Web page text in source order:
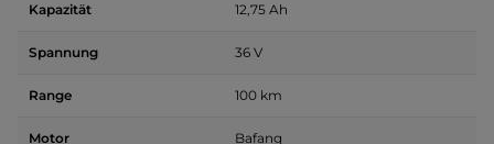
Kapazität 12,75 Ah
Spannung 36 V
Range 100 km
Motor Bafang